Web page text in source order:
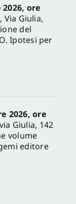
ore
Via Giulia,
del
Ipotesi per
2026, ore
Giulia, 142
volume
editore